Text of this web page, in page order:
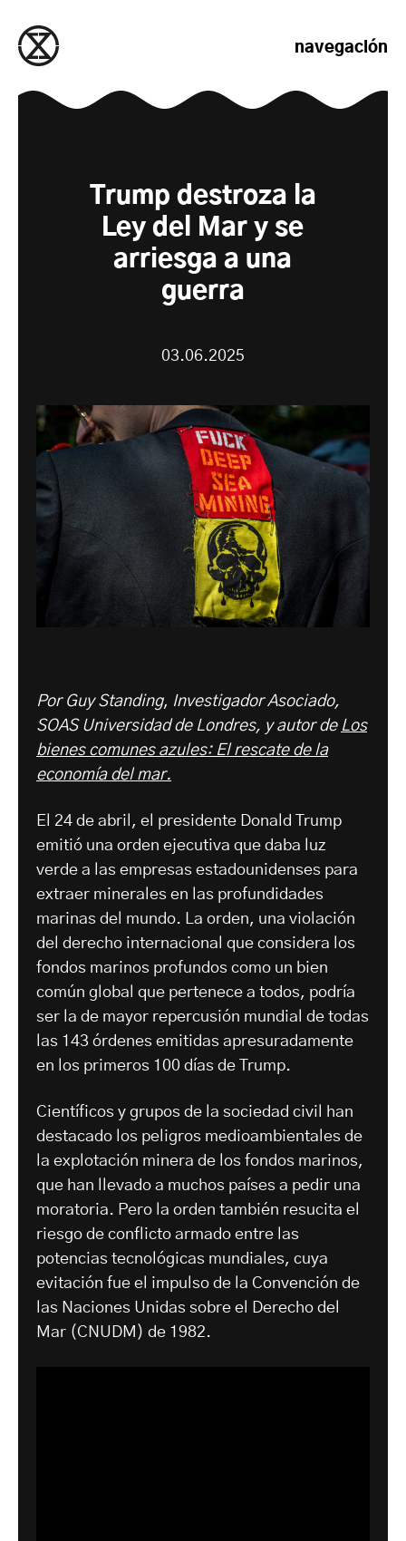
navegación
Trump destroza la
Ley del Mar y se
arriesga a una
guerra
03.06.2025
Por Guy Standing, Investigador Asociado,
SOAS Universidad de Londres, y autor de Los
bienes comunes azules: El rescate de la
economía del mar.
El 24 de abril, el presidente Donald Trump
emitió una orden ejecutiva que daba luz
verde a las empresas estadounidenses para
extraer minerales en las profundidades
marinas del mundo. La orden, una violación
del derecho internacional que considera los
fondos marinos profundos como un bien
común global que pertenece a todos, podría
ser la de mayor repercusión mundial de todas
las 143 órdenes emitidas apresuradamente
en los primeros 100 días de Trump.
Científicos y grupos de la sociedad civil han
destacado los peligros medioambientales de
la explotación minera de los fondos marinos,
que han llevado a muchos países a pedir una
moratoria. Pero la orden también resucita el
riesgo de conflicto armado entre las
potencias tecnológicas mundiales, cuya
evitación fue el impulso de la Convención de
las Naciones Unidas sobre el Derecho del
Mar (CNUDM) de 1982.